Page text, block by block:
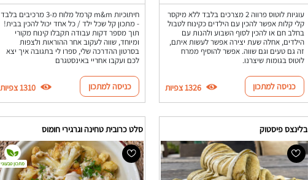
עוגיות לוטוס פרווה 2 מצרכים בלבד ללא מיקסר
קלי קלות אפשר להכין עם הילדים כקינוח לטבול
בחלב חם או להכין לסוף השבוע ולהנות עם
הילדים, אחלה שעת יצירה אפשר לעשות איתם,
זה גם טעים וגם שווה. אפשר להוסיף ממרח
לוטוס בגומות שיצרנו.
כניסה למתכון 1326 צפיות
חיתוכיות m&m קרמל מלוח מ-3 מרכיבים בלבד
- מתכון קל שכל ילד / כל אחד יכול להכין בבית!
תוך מספר דקות עבודה תקבלו קינוח מקורי
ומיוחד, שווה לעקוב אחר ההוראות ולצפות
בסרטון ההדרכה שלי, ספרו לי בתגובה איך יצא
לכם ועקבו אחריי באינסטגרם
כניסה למתכון 1310 צפיות
בלינצס פיסטוק סלט כרובית טחינה וגרגירי חומוס
מתכון טבעוני